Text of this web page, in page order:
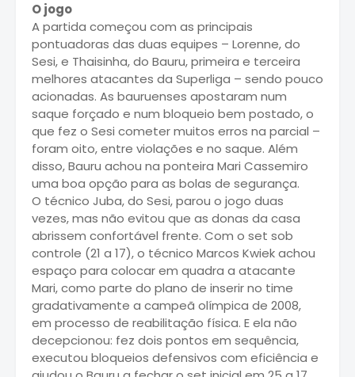
O jogo
A partida começou com as principais
pontuadoras das duas equipes – Lorenne, do
Sesi, e Thaisinha, do Bauru, primeira e terceira
melhores atacantes da Superliga – sendo pouco
acionadas. As bauruenses apostaram num
saque forçado e num bloqueio bem postado, o
que fez o Sesi cometer muitos erros na parcial –
foram oito, entre violações e no saque. Além
disso, Bauru achou na ponteira Mari Cassemiro
uma boa opção para as bolas de segurança.
O técnico Juba, do Sesi, parou o jogo duas
vezes, mas não evitou que as donas da casa
abrissem confortável frente. Com o set sob
controle (21 a 17), o técnico Marcos Kwiek achou
espaço para colocar em quadra a atacante
Mari, como parte do plano de inserir no time
gradativamente a campeã olímpica de 2008,
em processo de reabilitação física. E ela não
decepcionou: fez dois pontos em sequência,
executou bloqueios defensivos com eficiência e